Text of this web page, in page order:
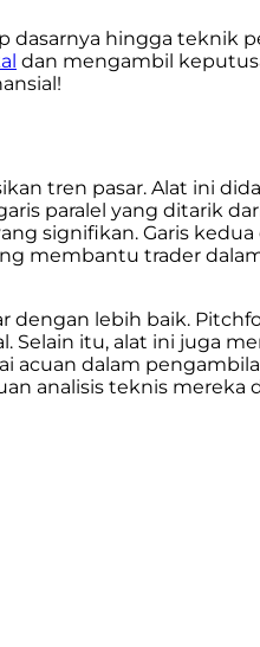
dasarnya hingga teknik
dan mengambil
tren pasar. Alat ini
paralel yang ditarik
signifikan. Garis kedua
membantu trader
dengan lebih baik.
itu, alat ini juga
acuan dalam
analisis teknis mereka